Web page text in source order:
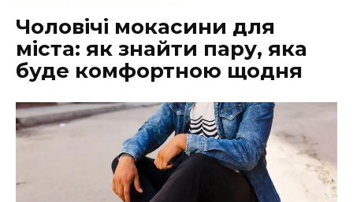
Чоловічі мокасини для
міста: як знайти пару, яка
буде комфортною щодня